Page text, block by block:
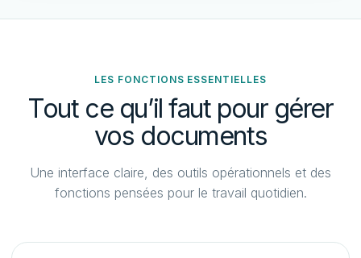
LES FONCTIONS ESSENTIELLES
Tout ce qu’il faut pour gérer
vos documents
Une interface claire, des outils opérationnels et des
fonctions pensées pour le travail quotidien.